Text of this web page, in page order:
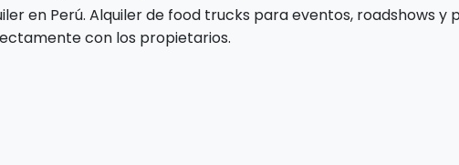
en Perú. Alquiler de food trucks para eventos, roadshows
con los propietarios.